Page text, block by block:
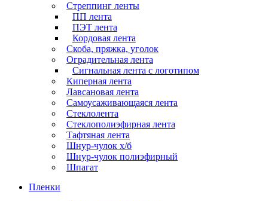
Стреппинг ленты
ПП лента
ПЭТ лента
Кордовая лента
Скоба, пряжка, уголок
Оградительная лента
Сигнальная лента с логотипом
Киперная лента
Лавсановая лента
Самоусаживающаяся лента
Стеклолента
Стеклополиэфирная лента
Тафтяная лента
Шнур-чулок х/б
Шнур-чулок полиэфирный
Шпагат
Пленки